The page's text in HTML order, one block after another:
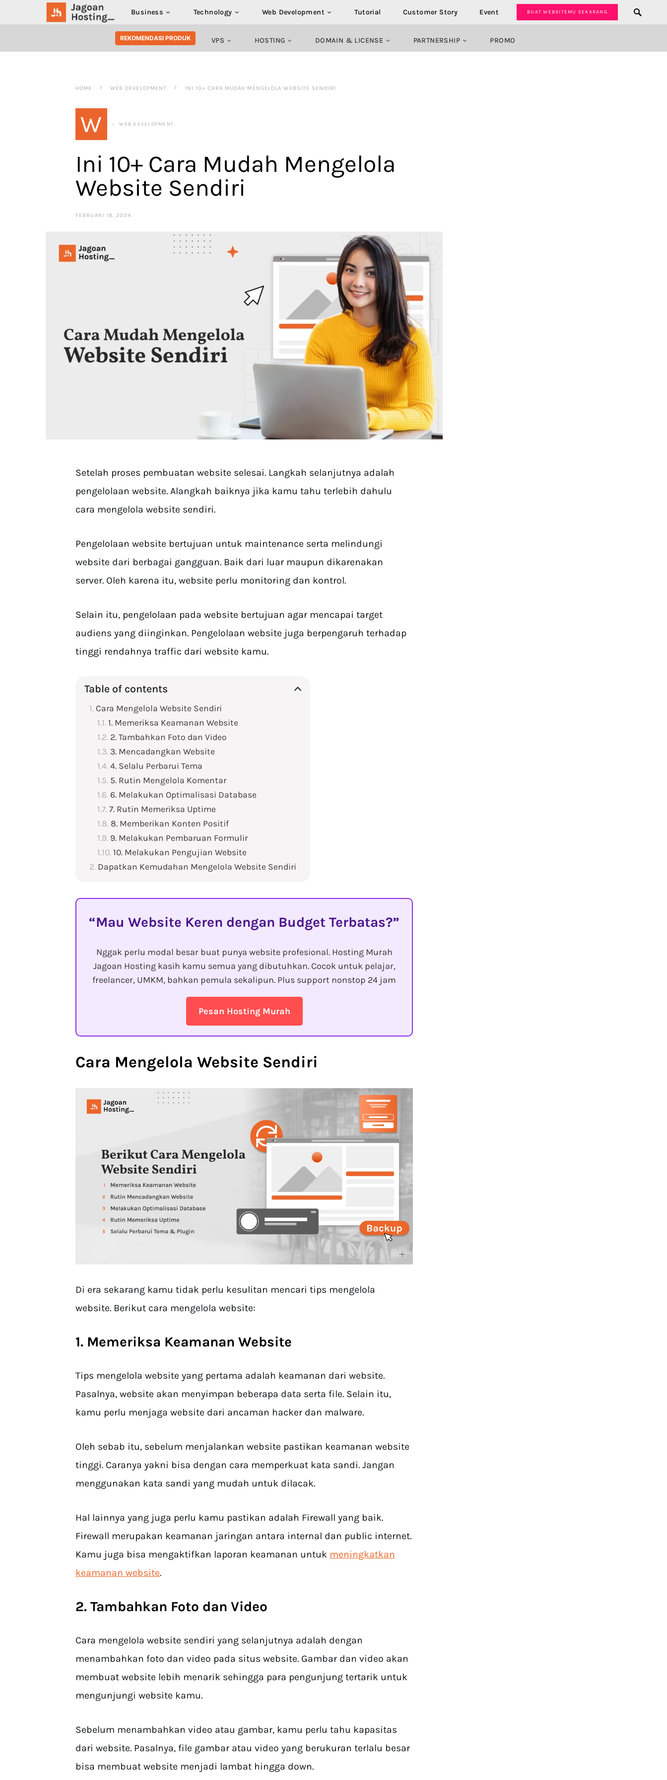
Business Technology Web Development Tutorial Customer Story Event BUAT WEBSITEMU SEKARANG
SEARCH FOR:
REKOMENDASI PRODUK VPS HOSTING DOMAIN & LICENSE PARTNERSHIP PROMO
HOME WEB DEVELOPMENT INI 10+ CARA MUDAH MENGELOLA WEBSITE SENDIRI
W WEB DEVELOPMENT
Ini 10+ Cara Mudah Mengelola
Website Sendiri
FEBRUARI 18, 2024
Setelah proses pembuatan website selesai. Langkah selanjutnya adalah
pengelolaan website. Alangkah baiknya jika kamu tahu terlebih dahulu
cara mengelola website sendiri.
Pengelolaan website bertujuan untuk maintenance serta melindungi
website dari berbagai gangguan. Baik dari luar maupun dikarenakan
server. Oleh karena itu, website perlu monitoring dan kontrol.
Selain itu, pengelolaan pada website bertujuan agar mencapai target
audiens yang diinginkan. Pengelolaan website juga berpengaruh terhadap
tinggi rendahnya traffic dari website kamu.
Table of contents
Cara Mengelola Website Sendiri
1. Memeriksa Keamanan Website
2. Tambahkan Foto dan Video
3. Mencadangkan Website
4. Selalu Perbarui Tema
5. Rutin Mengelola Komentar
6. Melakukan Optimalisasi Database
7. Rutin Memeriksa Uptime
8. Memberikan Konten Positif
9. Melakukan Pembaruan Formulir
10. Melakukan Pengujian Website
Dapatkan Kemudahan Mengelola Website Sendiri
Mau Website Keren dengan Budget Terbatas?
Nggak perlu modal besar buat punya website profesional. Hosting Murah
Jagoan Hosting kasih kamu semua yang dibutuhkan. Cocok untuk pelajar,
freelancer, UMKM, bahkan pemula sekalipun. Plus support nonstop 24 jam
Pesan Hosting Murah
Cara Mengelola Website Sendiri
Di era sekarang kamu tidak perlu kesulitan mencari tips mengelola
website. Berikut cara mengelola website:
1. Memeriksa Keamanan Website
Tips mengelola website yang pertama adalah keamanan dari website.
Pasalnya, website akan menyimpan beberapa data serta file. Selain itu,
kamu perlu menjaga website dari ancaman hacker dan malware.
Oleh sebab itu, sebelum menjalankan website pastikan keamanan website
tinggi. Caranya yakni bisa dengan cara memperkuat kata sandi. Jangan
menggunakan kata sandi yang mudah untuk dilacak.
Hal lainnya yang juga perlu kamu pastikan adalah Firewall yang baik.
Firewall merupakan keamanan jaringan antara internal dan public internet.
Kamu juga bisa mengaktifkan laporan keamanan untuk meningkatkan
keamanan website.
2. Tambahkan Foto dan Video
Cara mengelola website sendiri yang selanjutnya adalah dengan
menambahkan foto dan video pada situs website. Gambar dan video akan
membuat website lebih menarik sehingga para pengunjung tertarik untuk
mengunjungi website kamu.
Sebelum menambahkan video atau gambar, kamu perlu tahu kapasitas
dari website. Pasalnya, file gambar atau video yang berukuran terlalu besar
bisa membuat website menjadi lambat hingga down.